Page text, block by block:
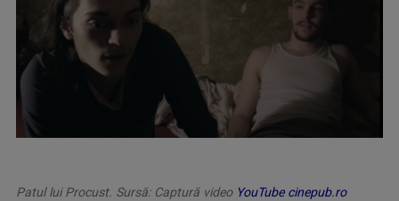
Patul lui Procust. Sursă: Captură videoYouTube cinepub.ro